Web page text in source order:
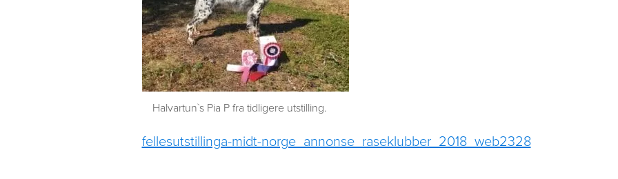
Halvartun`s Pia P fra tidligere utstilling.
fellesutstillinga-midt-norge_annonse_raseklubber_2018_web2328